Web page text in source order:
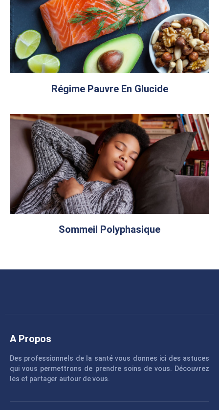
Régime Pauvre En Glucide
Sommeil Polyphasique
A Propos
Des professionnels de la santé vous donnes ici des astuces
qui vous permettrons de prendre soins de vous. Découvrez
les et partager autour de vous.